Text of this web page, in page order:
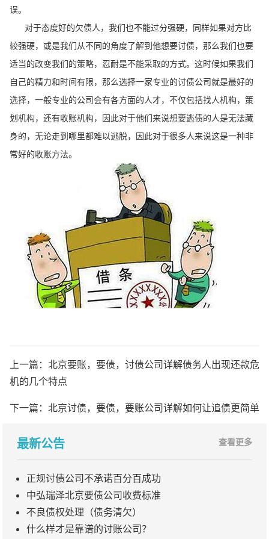
误。
对于态度好的欠债人，我们也不能过分强硬，同样如果对方比
较强硬，或是我们从不同的角度了解到他想要讨债，那么我们也要
适当的改变我们的策略，忍耐是不能采取的方式。这时候如果我们
自己的精力和时间有限，那么选择一家专业的讨债公司就是最好的
选择，一般专业的公司会有各方面的人才，不仅包括找人机构，策
划机构，还有收账机构，因此对于他们来说想要逃债的人是无法藏
身的，无论走到哪里都难以逃脱，因此对于很多人来说这是一种非
常好的收账方法。
上一篇： 北京要账，要债，讨债公司详解债务人出现还款危
机的几个特点
下一篇： 北京讨债，要债，要账公司详解如何让追债更简单
最新公告 查看更多
正规讨债公司不承诺百分百成功
中弘瑞泽北京要债公司收费标准
不良债权处理（债务清欠）
什么样才是靠谱的讨账公司？